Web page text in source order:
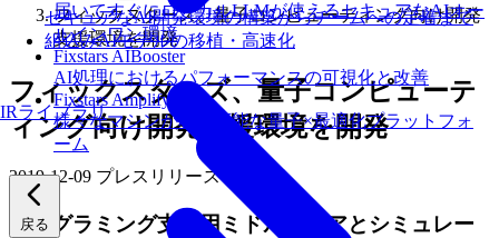
届いてすぐにローカルLLMが使えるセキュアなAIオー
ルインワン環境
Fixstars AIBooster
AI処理におけるパフォーマンスの可視化と改善
Fixstars Amplify
様々なマシンが利用可能な量子×最適化プラットフォ
ーム
戻る
セキュアなAI開発環境の構築からチームへの定着まで
組込みAIモデルの移植・高速化
IRライブラリ
フィックスターズ、量子コンピューティング向け開発
支援環境を開発
フィックスターズ、量子コンピューテ
ィング向け開発支援環境を開発
2019-12-09 プレスリリース
プログラミング支援用ミドルウェアとシミュレー